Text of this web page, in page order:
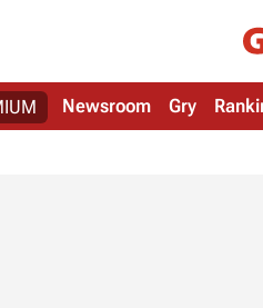
Newsroom Gry